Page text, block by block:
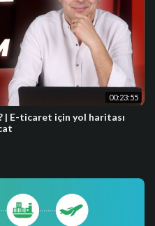
00:23:55
| E-ticaret için yol haritası